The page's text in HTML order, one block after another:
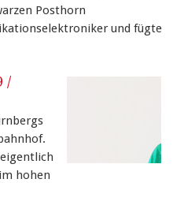
Posthorn
und fügte
/
hohen